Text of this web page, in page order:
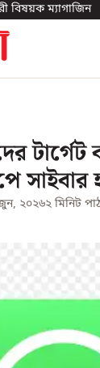
বিষয়ক ম্যাগাজিন
সাইবার
২০২৬২ মিনিট